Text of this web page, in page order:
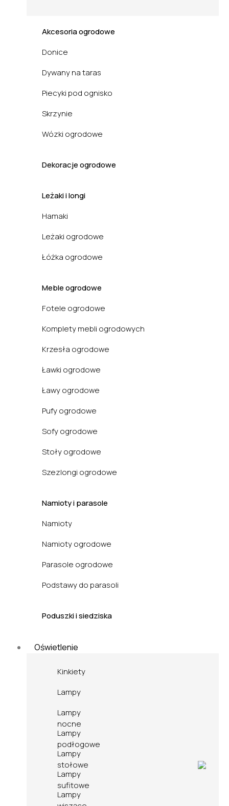
Akcesoria ogrodowe
Donice
Dywany na taras
Piecyki pod ognisko
Skrzynie
Wózki ogrodowe
Dekoracje ogrodowe
Leżaki i longi
Hamaki
Leżaki ogrodowe
Łóżka ogrodowe
Meble ogrodowe
Fotele ogrodowe
Komplety mebli ogrodowych
Krzesła ogrodowe
Ławki ogrodowe
Ławy ogrodowe
Pufy ogrodowe
Sofy ogrodowe
Stoły ogrodowe
Szezlongi ogrodowe
Namioty i parasole
Namioty
Namioty ogrodowe
Parasole ogrodowe
Podstawy do parasoli
Poduszki i siedziska
Oświetlenie
Kinkiety
Lampy
Lampy
nocne
Lampy
podłogowe
Lampy
stołowe
Lampy
sufitowe
Lampy